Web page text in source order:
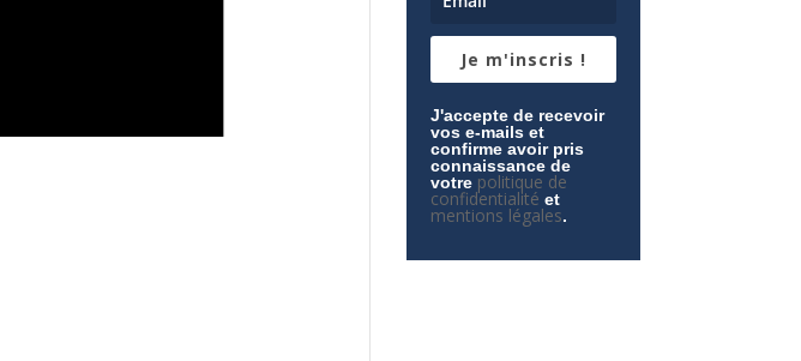
Je m'inscris !
J'accepte de recevoir
vos e-mails et
confirme avoir pris
connaissance de
votre politique de
confidentialité et
mentions légales.